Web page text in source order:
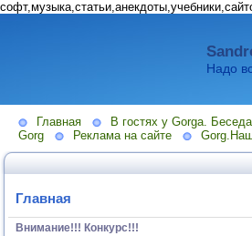
Надо
Главная
В гостях у Gorga.
Gorg
Реклама на сайте
Главная
Внимание!!! Конкурс!!!